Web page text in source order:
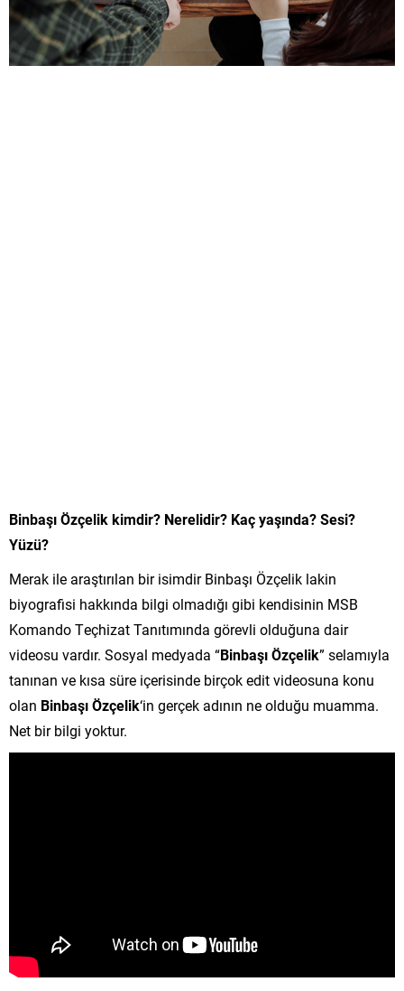
Binbaşı Özçelik kimdir? Nerelidir? Kaç yaşında? Sesi?
Yüzü?
Merak ile araştırılan bir isimdir Binbaşı Özçelik lakin
biyografisi hakkında bilgi olmadığı gibi kendisinin MSB
Komando Teçhizat Tanıtımında görevli olduğuna dair
videosu vardır. Sosyal medyada “Binbaşı Özçelik” selamıyla
tanınan ve kısa süre içerisinde birçok edit videosuna konu
olan Binbaşı Özçelik‘in gerçek adının ne olduğu muamma.
Net bir bilgi yoktur.